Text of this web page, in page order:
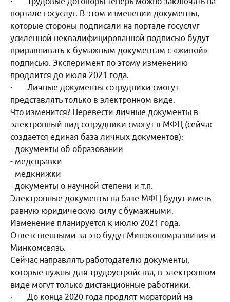
портале госуслуг. В этом изменении документы,
которые стороны подписали на портале госуслуг
усиленной неквалифицированной подписью будут
приравнивать к бумажным документам с «живой»
подписью. Эксперимент по этому изменению
продлится до июля 2021 года.
· Личные документы сотрудники смогут
представлять только в электронном виде.
Что изменится? Перевести личные документы в
электронный вид сотрудники смогут в МФЦ (сейчас
создается единая база личных документов):
- документы об образовании
- медсправки
- медкнижки
- документы о научной степени и т.п.
Электронные документы на базе МФЦ будут иметь
равную юридическую силу с бумажными.
Изменение планируется к июлю 2021 года.
Ответственными за это будут Минэкономразвития и
Минкомсвязь.
Сейчас направлять работодателю документы,
которые нужны для трудоустройства, в электронном
виде могут только дистанционные работники.
· До конца 2020 года продлят мораторий на